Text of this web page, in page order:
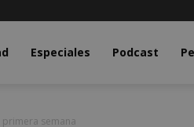
Especiales Podcast
primera semana